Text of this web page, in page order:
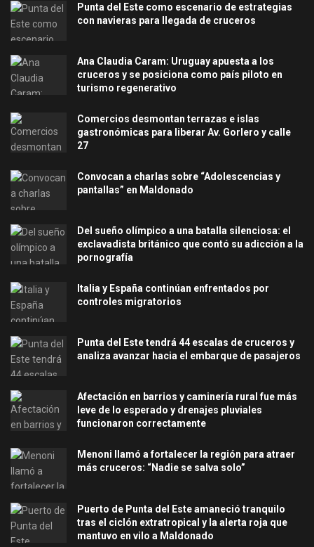
Punta del Este como escenario de estrategias
con navieras para llegada de cruceros
Ana Claudia Caram: Uruguay apuesta a los
cruceros y se posiciona como país piloto en
turismo regenerativo
Comercios desmontan terrazas e islas
gastronómicas para liberar Av. Gorlero y calle
27
Convocan a charlas sobre “Adolescencias y
pantallas” en Maldonado
Del sueño olímpico a una batalla silenciosa: el
exclavadista británico que contó su adicción a la
pornografía
Italia y España continúan enfrentados por
controles migratorios
Punta del Este tendrá 44 escalas de cruceros y
analiza avanzar hacia el embarque de pasajeros
Afectación en barrios y caminería rural fue más
leve de lo esperado y drenajes pluviales
funcionaron correctamente
Menoni llamó a fortalecer la región para atraer
más cruceros: “Nadie se salva solo”
Puerto de Punta del Este amaneció tranquilo
tras el ciclón extratropical y la alerta roja que
mantuvo en vilo a Maldonado